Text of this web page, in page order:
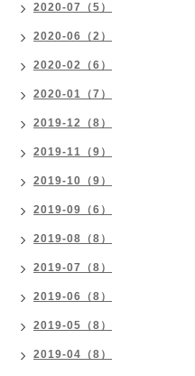
2020-07（5）
2020-06（2）
2020-02（6）
2020-01（7）
2019-12（8）
2019-11（9）
2019-10（9）
2019-09（6）
2019-08（8）
2019-07（8）
2019-06（8）
2019-05（8）
2019-04（8）